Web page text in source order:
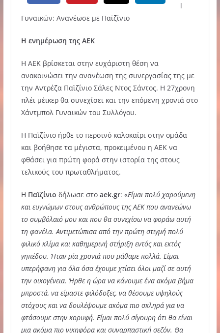
l
Γυναικών: Ανανέωσε με Παϊζίνιο
Η ενημέρωση της ΑΕΚ
H ΑΕΚ βρίσκεται στην ευχάριστη θέση να
ανακοινώσει την ανανέωση της συνεργασίας της με
την Αντρέζα Παϊζίνιο Σάλες Ντος Σάντος. Η 27χρονη
πλέι μέικερ θα συνεχίσει και την επόμενη χρονιά στο
Χάντμπολ Γυναικών του Συλλόγου.
Η Παϊζίνιο ήρθε το περσινό καλοκαίρι στην ομάδα
και βοήθησε τα μέγιστα, προκειμένου η ΑΕΚ να
φθάσει για πρώτη φορά στην ιστορία της στους
τελικούς του πρωταθλήματος.
Η Παϊζίνιο δήλωσε στο aek.gr: «Είμαι πολύ χαρούμενη
και ευγνώμων στους ανθρώπους της ΑΕΚ που ανανεώνω
το συμβόλαιό μου και που θα συνεχίσω να φοράω αυτή
τη φανέλα. Αντιμετώπισα από την πρώτη στιγμή πολύ
φιλικό κλίμα και καθημερινή στήριξη εντός και εκτός
γηπέδου. Ήταν μία χρονιά που μάθαμε πολλά. Είμαι
υπερήφανη για όλα όσα έχουμε χτίσει όλοι μαζί σε αυτή
την οικογένεια. Ήρθε η ώρα να κάνουμε ένα ακόμα βήμα
μπροστά, να είμαστε φιλόδοξες, να θέσουμε υψηλούς
στόχους και να δουλέψουμε ακόμα πιο σκληρά για να
φτάσουμε στην κορυφή. Είμαι πολύ σίγουρη ότι θα είναι
μια ακόμα πιο νικηφόρα και συναρπαστική σεζόν. Θα